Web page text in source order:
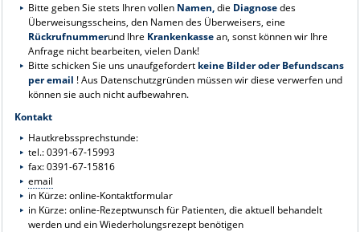
Bitte geben Sie stets Ihren vollen Namen,die Diagnosedes
Überweisungsscheins, den Namen des Überweisers, eine
Rückrufnummerund Ihre Krankenkassean, sonst können wir Ihre
Anfrage nicht bearbeiten, vielen Dank!
Bitte schicken Sie uns unaufgefordert keine Bilder oder Befundscans
per email ! Aus Datenschutzgründen müssen wir diese verwerfen und
können sie auch nicht aufbewahren.
Kontakt
Hautkrebssprechstunde:
tel.: 0391-67-15993
fax: 0391-67-15816
email
in Kürze: online-Kontaktformular
in Kürze: online-Rezeptwunsch für Patienten, die aktuell behandelt
werden und ein Wiederholungsrezept benötigen